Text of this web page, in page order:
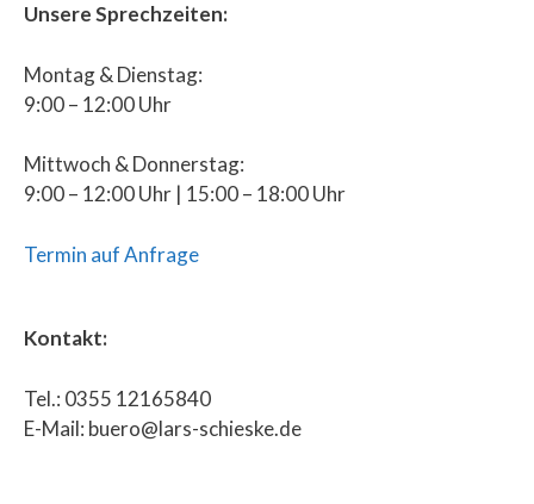
Unsere Sprechzeiten:
Montag & Dienstag:
9:00 – 12:00 Uhr
Mittwoch & Donnerstag:
9:00 – 12:00 Uhr | 15:00 – 18:00 Uhr
Termin auf Anfrage
Kontakt:
Tel.: 0355 12165840
E-Mail: buero@lars-schieske.de